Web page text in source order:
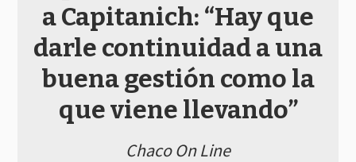
a Capitanich: “Hay que
darle continuidad a una
buena gestión como la
que viene llevando”
Chaco On Line